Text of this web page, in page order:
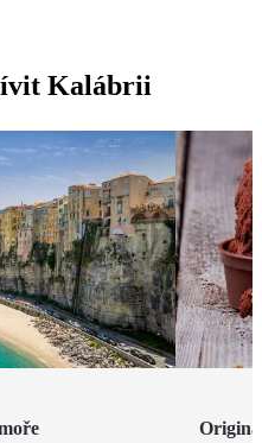
Kalábrii